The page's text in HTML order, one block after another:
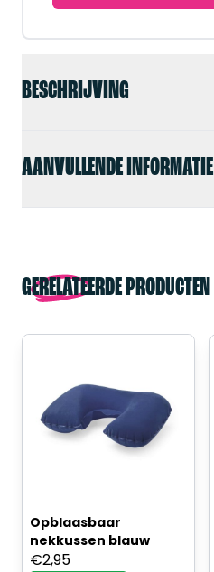
BESCHRIJVING
AANVULLENDE INFORMATIE
GERELATEERDE PRODUCTEN
Opblaasbaar
nekkussen blauw
€2,95